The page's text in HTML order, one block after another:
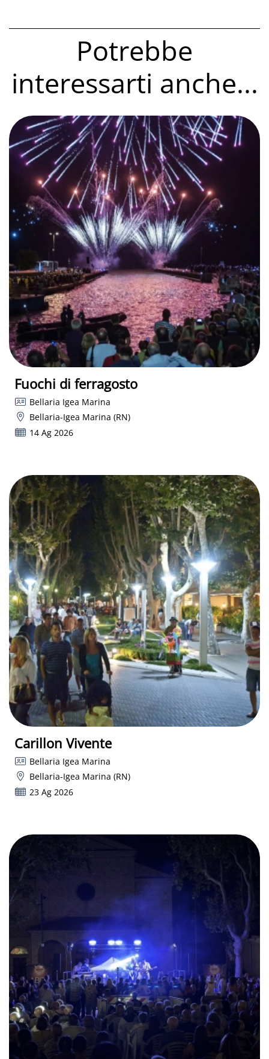
Potrebbe
interessarti anche...
Fuochi di ferragosto
Bellaria Igea Marina
Bellaria-Igea Marina (RN)
14 Ag 2026
Carillon Vivente
Bellaria Igea Marina
Bellaria-Igea Marina (RN)
23 Ag 2026